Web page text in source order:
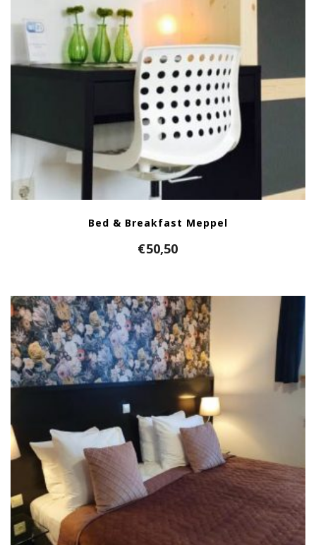
Bed & Breakfast Meppel
€50,50